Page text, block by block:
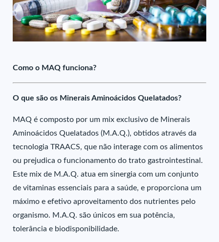
Como o MAQ funciona?
O que são os Minerais Aminoácidos Quelatados?
MAQ é composto por um mix exclusivo de Minerais
Aminoácidos Quelatados (M.A.Q.), obtidos através da
tecnologia TRAACS, que não interage com os alimentos
ou prejudica o funcionamento do trato gastrointestinal.
Este mix de M.A.Q. atua em sinergia com um conjunto
de vitaminas essenciais para a saúde, e proporciona um
máximo e efetivo aproveitamento dos nutrientes pelo
organismo. M.A.Q. são únicos em sua potência,
tolerância e biodisponibilidade.